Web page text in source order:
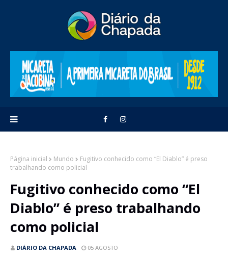
Página inicial Mundo
Fugitivo conhecido como “El Diablo” é preso
trabalhando como policial
Fugitivo conhecido como “El
Diablo” é preso trabalhando
como policial
DIÁRIO DA CHAPADA 05 AGOSTO